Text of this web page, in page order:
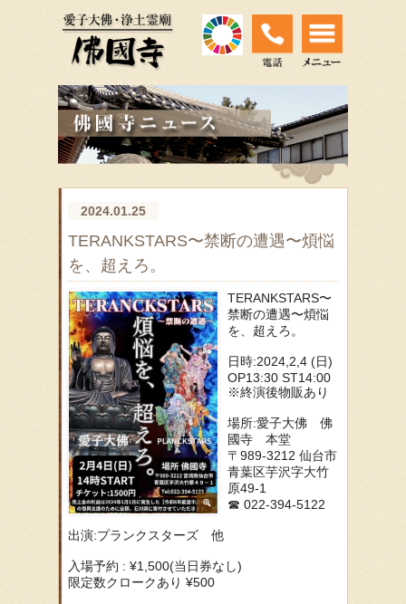
2024.01.25
TERANKSTARS〜禁断の遭遇〜煩悩
を、超えろ。
TERANKSTARS〜
禁断の遭遇〜煩悩
を、超えろ。
日時:2024,2,4 (日)
OP13:30 ST14:00
※終演後物販あり
場所:愛子大佛 佛
國寺 本堂
〒989-3212 仙台市
青葉区芋沢字大竹
原49-1
☎︎ 022-394-5122
出演:プランクスターズ 他
入場予約 : ¥1,500(当日券なし)
限定数クロークあり ¥500